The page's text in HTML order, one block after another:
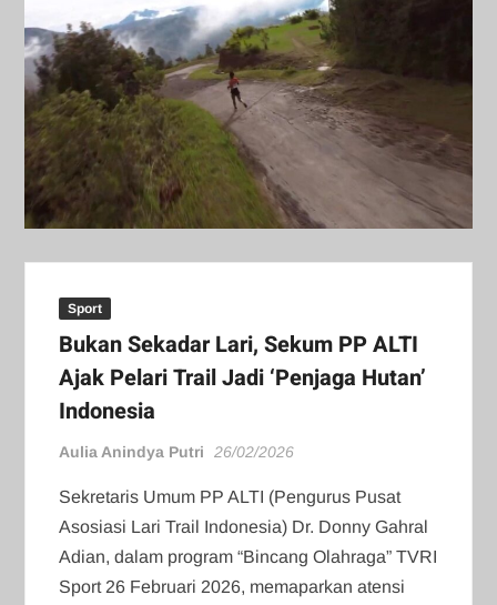
Sport
Bukan Sekadar Lari, Sekum PP ALTI
Ajak Pelari Trail Jadi ‘Penjaga Hutan’
Indonesia
Aulia Anindya Putri 26/02/2026
Sekretaris Umum PP ALTI (Pengurus Pusat
Asosiasi Lari Trail Indonesia) Dr. Donny Gahral
Adian, dalam program “Bincang Olahraga” TVRI
Sport 26 Februari 2026, memaparkan atensi